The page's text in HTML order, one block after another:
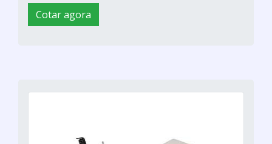
Cotar agora